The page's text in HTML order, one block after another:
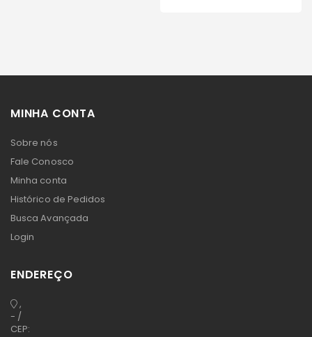
MINHA CONTA
Sobre nós
Fale Conosco
Minha conta
Histórico de Pedidos
Busca Avançada
Login
ENDEREÇO
,
- /
CEP: